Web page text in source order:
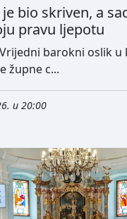
bio skriven, a
pravu ljepotu
Vrijedni barokni oslik u
župne c...
u 20:00